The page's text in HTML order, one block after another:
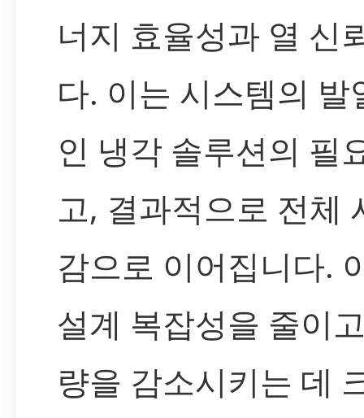
너지 효율성과 열 신
다. 이는 시스템의
인 냉각 솔루션의 필
고, 결과적으로 전체
감으로 이어집니다.
설계 복잡성을 줄이
량을 감소시키는 데